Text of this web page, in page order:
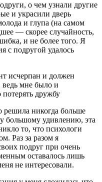
о чем узнали другие
и украсили дверь
и глупа (на самом
— скорее случайность,
и не более того. Я
с подругой удалось
исчерпан и должен
мне было и
дружбу
решила никогда больше
большому удивлению, эта
то, что психологи
Раз за разом я
подруг при очень
оставалось лишь
не интересовали.